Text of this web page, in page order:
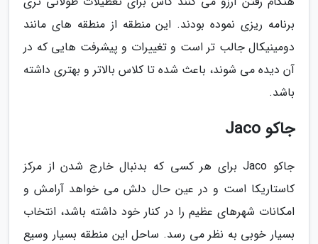
برنامه ریزی نموده بودند. این منطقه از منطقه های مانند
دومینیکال جالب تر است و تغییرات و پیشرفت هایی که در
آن دیده می شوند، باعث شده تا کلاس بالاتر و بهتری داشته
باشد.
جاکو Jaco
جاکو Jaco برای هر کسی که بدنبال خارج شدن از مرکز
کاستاریکا است و در عین حال دلش می خواهد آرامش و
امکانات شهرهای عظیم را در کنار خود داشته باشد، انتخاب
بسیار خوبی به نظر می رسد. ساحل این منطقه بسیار وسیع